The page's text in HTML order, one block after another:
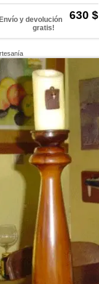
630 $
y devolución
gratis!